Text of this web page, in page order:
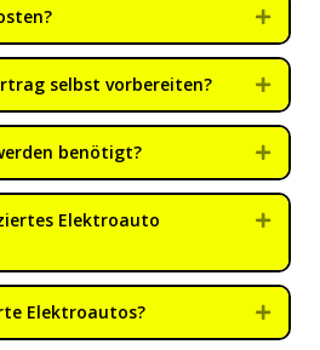
selbst vorbereiten?
benötigt?
Elektroauto
Elektroautos?